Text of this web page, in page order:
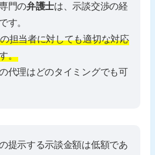
門の弁護士は、示談交渉の経
す。
担当者に対しても適切な対応
。
代理はどのタイミングでも可
提示する示談金額は低額であ